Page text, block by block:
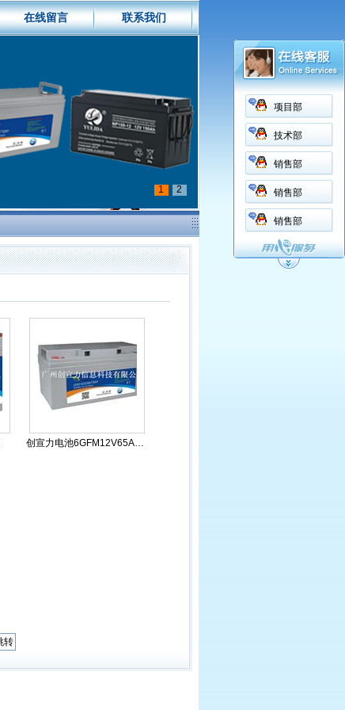
项目部
技术部
销售部
销售部
销售部
在线留言 联系我们
1 2
创宣力电池6GFM12V65AH...